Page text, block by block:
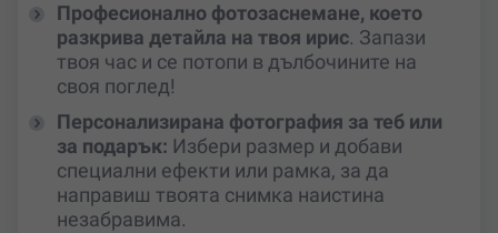
Професионално фотозаснемане, което
разкрива детайла на твоя ирис. Запази
твоя час и се потопи в дълбочините на
своя поглед!
Персонализирана фотография за теб или
за подарък: Избери размер и добави
специални ефекти или рамка, за да
направиш твоята снимка наистина
незабравима.